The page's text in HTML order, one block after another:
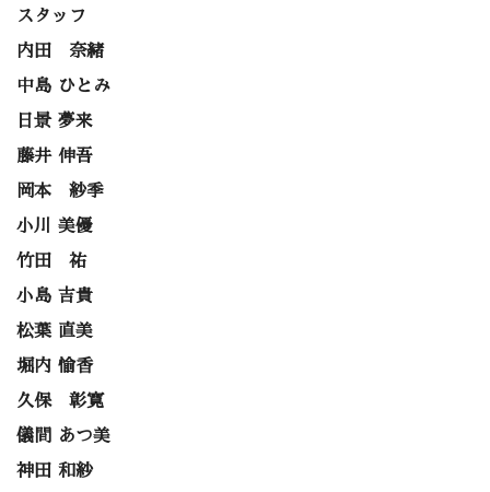
スタッフ
内田 奈緒
中島 ひとみ
日景 夢来
藤井 伸吾
岡本 紗季
小川 美優
竹田 祐
小島 吉貴
松葉 直美
堀内 愉香
久保 彰寛
儀間 あつ美
神田 和紗